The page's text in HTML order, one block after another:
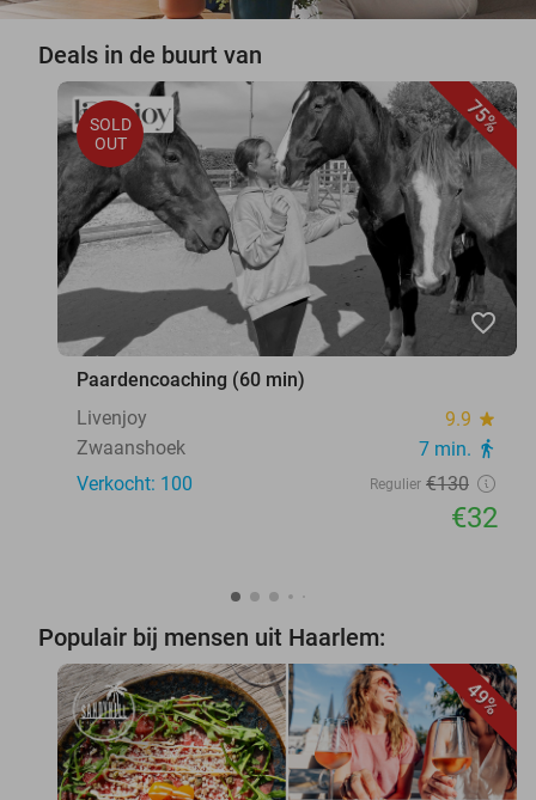
Deals in de buurt van
75%
SOLD
OUT
favorite_border
Paardencoaching (60 min)
Livenjoy
9.9 star
Zwaanshoek 7 min. directions_walk
Verkocht: 100 Regulier €130
€32
Populair bij mensen uit Haarlem:
49%